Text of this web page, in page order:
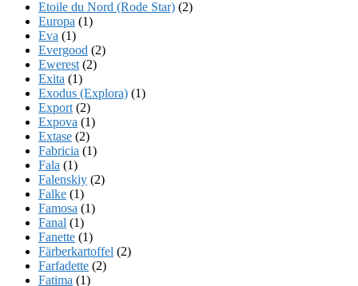
Etoile du Nord (Rode Star) (2)
Europa (1)
Eva (1)
Evergood (2)
Ewerest (2)
Exita (1)
Exodus (Explora) (1)
Export (2)
Expova (1)
Extase (2)
Fabricia (1)
Fala (1)
Falenskiy (2)
Falke (1)
Famosa (1)
Fanal (1)
Fanette (1)
Färberkartoffel (2)
Farfadette (2)
Fatima (1)